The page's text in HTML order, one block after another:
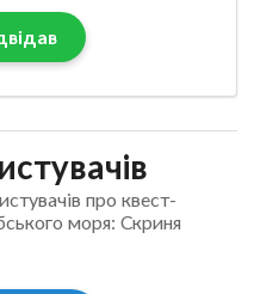
про квест-
моря: Скриня